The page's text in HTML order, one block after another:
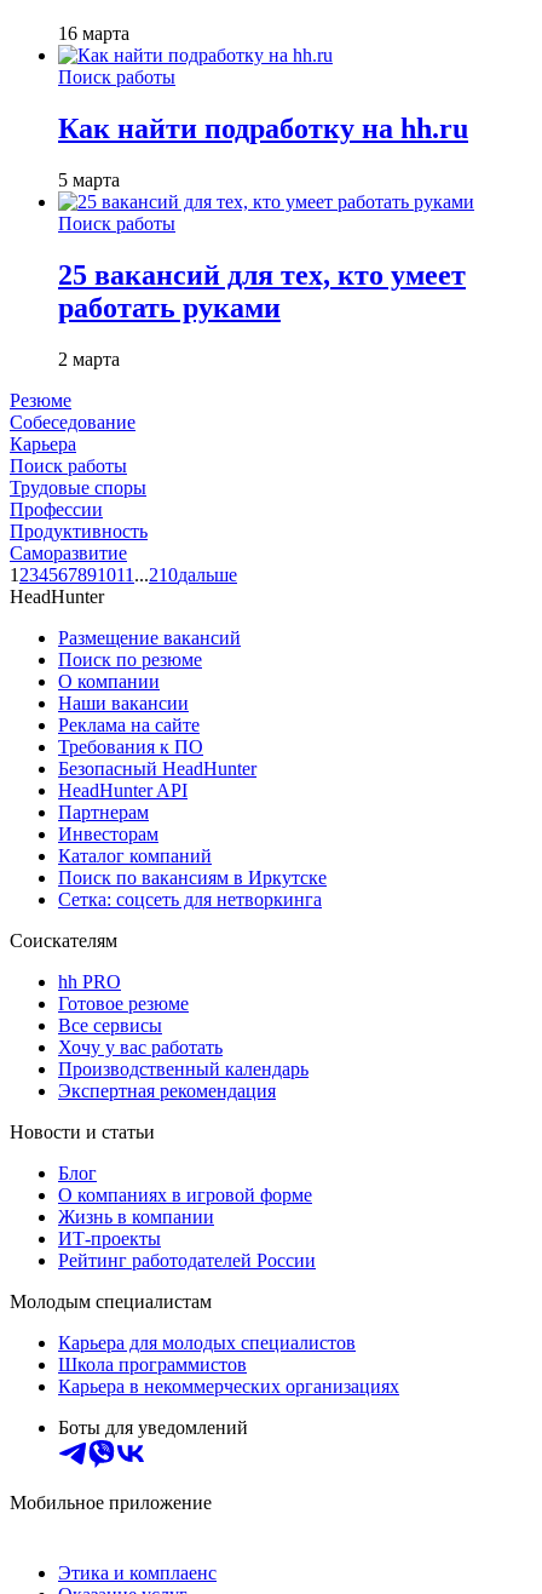
16 марта
Поиск работы
Как найти подработку на hh.ru
5 марта
Поиск работы
25 вакансий для тех, кто умеет
работать руками
2 марта
Резюме
Собеседование
Карьера
Поиск работы
Трудовые споры
Профессии
Продуктивность
Саморазвитие
1 234567891011 ...210дальше
HeadHunter
Размещение вакансий
Поиск по резюме
О компании
Наши вакансии
Реклама на сайте
Требования к ПО
Безопасный HeadHunter
HeadHunter API
Партнерам
Инвесторам
Каталог компаний
Поиск по вакансиям в Иркутске
Сетка: соцсеть для нетворкинга
Соискателям
hh PRO
Готовое резюме
Все сервисы
Хочу у вас работать
Производственный календарь
Экспертная рекомендация
Новости и статьи
Блог
О компаниях в игровой форме
Жизнь в компании
ИТ-проекты
Рейтинг работодателей России
Молодым специалистам
Карьера для молодых специалистов
Школа программистов
Карьера в некоммерческих организациях
Боты для уведомлений
Мобильное приложение
Этика и комплаенс